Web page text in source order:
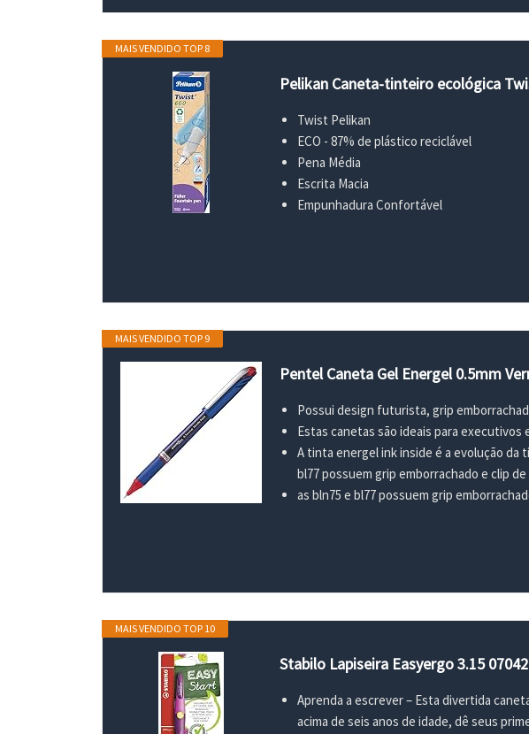
MAIS VENDIDO TOP 8
Pelikan Caneta-tinteiro ecológica
Twist Pelikan
ECO - 87% de plástico reciclável
Pena Média
Escrita Macia
Empunhadura Confortável
MAIS VENDIDO TOP 9
Pentel Caneta Gel Energel 0.5mm
Possui design futurista, grip
Estas canetas são ideais para
A tinta energel ink inside é a evolução da
bl77 possuem grip emborrachado e clip
as bln75 e bl77 possuem grip
MAIS VENDIDO TOP 10
Stabilo Lapiseira Easyergo 3.15
Aprenda a escrever – Esta divertida
acima de seis anos de idade, dê seus